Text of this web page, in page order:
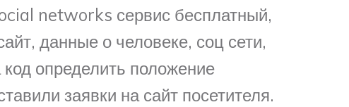
networks сервис бесплатный,
данные о человеке, соц сети,
определить положение
заявки на сайт посетителя.